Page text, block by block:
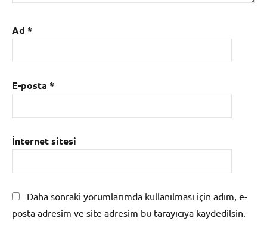
Ad *
E-posta *
İnternet sitesi
Daha sonraki yorumlarımda kullanılması için adım, e-
posta adresim ve site adresim bu tarayıcıya kaydedilsin.